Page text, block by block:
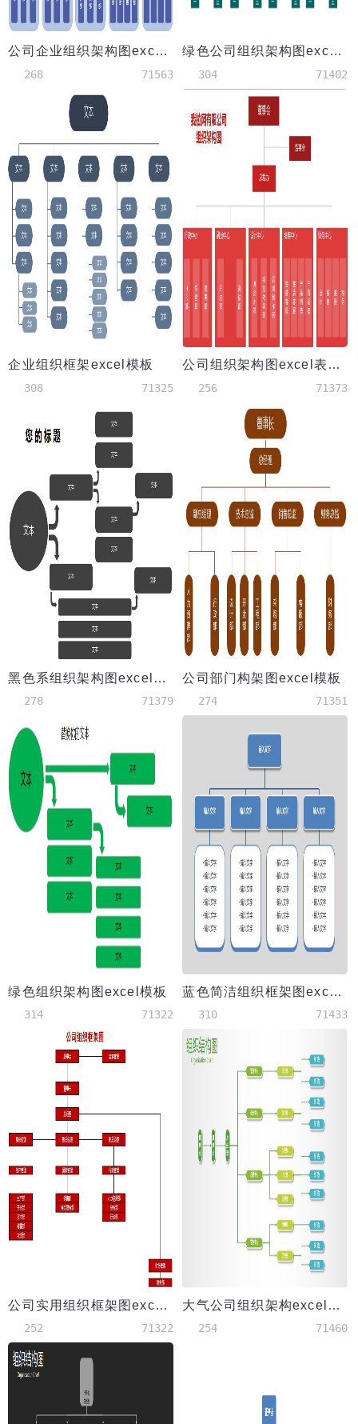
公司企业组织架构图excel模板
268 71563
绿色公司组织架构图excel模板
304 71402
企业组织框架excel模板
308 71325
公司组织架构图excel表格模板
256 71373
黑色系组织架构图excel模板
278 71379
公司部门构架图excel模板
274 71351
绿色组织架构图excel模板
314 71322
蓝色简洁组织框架图excel模板
310 71433
公司实用组织框架图excel模板
252 71322
大气公司组织架构excel模板
254 71460